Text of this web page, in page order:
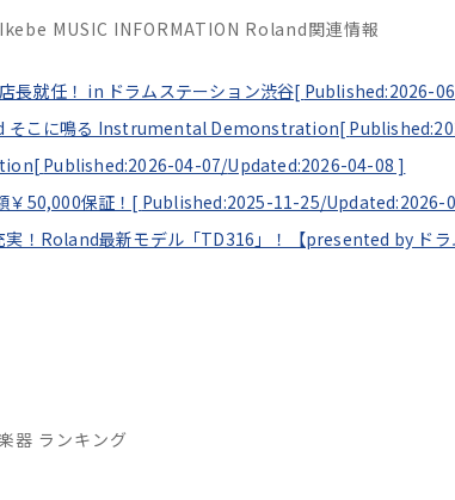
Ikebe MUSIC INFORMATION Roland関連情報
長就任！ in ドラムステーション渋谷[ Published:2026-
そこに鳴る Instrumental Demonstration[
Published:2026-04-07/Updated:2026-04-08 ]
￥50,000保証！[ Published:2025-11-25/Updated:2026-
実！Roland最新モデル「TD316」！【presented by ド
器 ランキング